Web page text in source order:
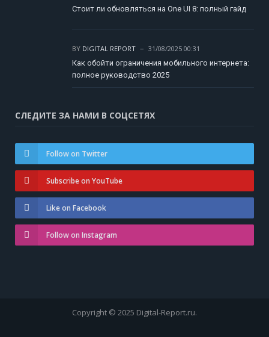
Стоит ли обновляться на One UI 8: полный гайд
BY DIGITAL REPORT
31/08/2025 00:31
Как обойти ограничения мобильного интернета:
полное руководство 2025
СЛЕДИТЕ ЗА НАМИ В СОЦСЕТЯХ
Follow on Twitter
Subscribe on YouTube
Like on Facebook
Follow on Instagram
Copyright © 2025 Digital-Report.ru.